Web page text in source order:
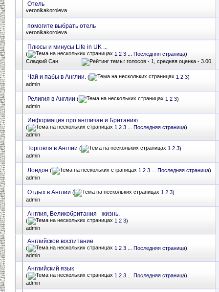
Отель
veronikakoroleva
помогите выбрать отель
veronikakoroleva
Плюсы и минусы Life in UK ...
( 1 2 3 Последняя страница)
Сладкий Сан
Чай и пабы в Англии. ( 1 2 3)
admin
Религия в Англии ( 1 2 3)
admin
Информация про англичан и Британию
( 1 2 3 Последняя страница)
admin
Торговля в Англии ( 1 2 3)
admin
Лондон ( 1 2 3 Последняя страница)
admin
Отдых в Англии ( 1 2 3)
admin
Англия, Великобритания - жизнь.
( 1 2 3)
admin
Английское воспитание
( 1 2 3 Последняя страница)
admin
Английский язык
( 1 2 3 Последняя страница)
admin